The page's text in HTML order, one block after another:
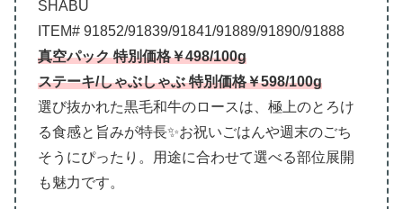
SHABU
ITEM# 91852/91839/91841/91889/91890/91888
真空パック 特別価格￥498/100g
ステーキ/しゃぶしゃぶ 特別価格￥598/100g
選び抜かれた黒毛和牛のロースは、極上のとろけ
る食感と旨みが特長✨お祝いごはんや週末のごち
そうにぴったり。用途に合わせて選べる部位展開
も魅力です。